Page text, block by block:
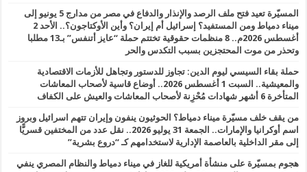
المسيّرة تعيد فتح ملف الرصد والإنذار والدفاع في مصر من مدارج 5 يونيو إلى
ميناء دمياط ومن المستفيد؟ إسرائيل أم إيران؟ وأين الأوكتاجون؟.. الأحد 2
أغسطس 2026م.. 8 منظمات حقوقية تختتم حملة “عايز أتنفس” بـ13 مطلبا
وتحذر من موت المحتجزين بسبب التكدس والحر
حملة بقاء السيسي ليوم الدين: تجاوز للدستور وتجاهل للأزمات الاقتصادية
والمعيشية.. السبت 1 أغسطس 2026.. أوضاع قاسية لأصحاب المعاشات
المتأخرة 6 أشهر شهادات مُحْزِنة لأصحاب المعاشات والعيش على الكفاف
من يقف خلف مسيّرة ميناء دمياط؟ الحوثيون ينفون وإيران تتهم اسرائيل وبروز
اسم أوكرانيا والإمارات.. الجمعة 31 يوليو 2026.. نقل عدد من المختفين قسريًّا
إلى مقر الداخلية بالعاصمة الإدارية لاستخدامهم كـ “دروع بشرية”
هجوم بمسيّرة على منشأة أمريكية للغاز في ميناء دمياط والنظام المصري ينفي